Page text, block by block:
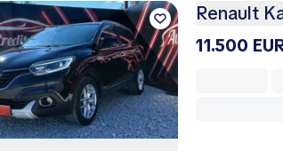
Renault
11.500